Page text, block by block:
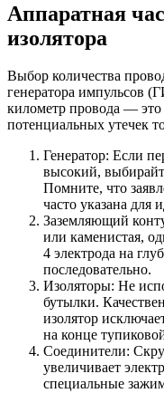
Аппаратная
изолятора
Выбор количества
генератора импульсов
километр провода — это
потенциальных утечек
Генератор: Если
высокий,
Помните, что
часто указана для
Заземляющий
или каменистая,
4 электрода на
последовательно.
Изоляторы: Не
бутылки.
изолятор
на конце
Соединители:
увеличивает
специальные